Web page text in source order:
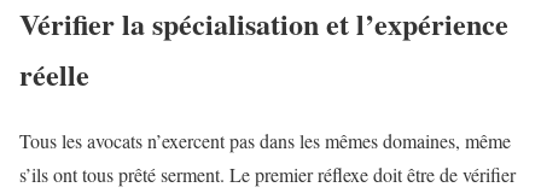
Vérifier la spécialisation et l’expérience
réelle
Tous les avocats n’exercent pas dans les mêmes domaines, même
s’ils ont tous prêté serment. Le premier réflexe doit être de vérifier